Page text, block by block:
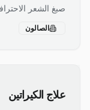
صبغ الشعر
الصالون
علاج الكيراتين